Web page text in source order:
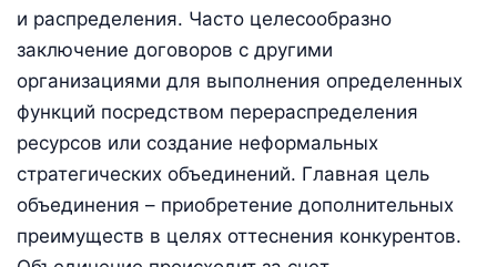
и распределения. Часто целесообразно
заключение договоров с другими
организациями для выполнения определенных
функций посредством перераспределения
ресурсов или создание неформальных
стратегических объединений. Главная цель
объединения – приобретение дополнительных
преимуществ в целях оттеснения конкурентов.